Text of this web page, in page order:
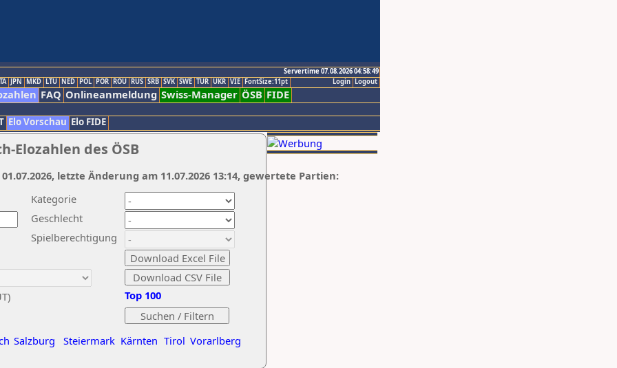
Servertime 07.08.2026 04:58:49
Logout
Login
JPN MKD LTU NED POL POR ROU RUS SRB SVK SWE TUR UKR VIE FontSize:11pt
FAQ Onlineanmeldung Swiss-Manager ÖSB FIDE
Elo Vorschau Elo FIDE
Elozahlen des ÖSB
Kategorie
Geschlecht
Spielberechtigung
Salzburg Steiermark Kärnten Tirol Vorarlberg
Top 100
letzte Änderung am 11.07.2026 13:14, gewertete Partien: